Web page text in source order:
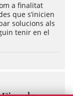
a finalitat
que s’inicien
solucions als
tenir en el